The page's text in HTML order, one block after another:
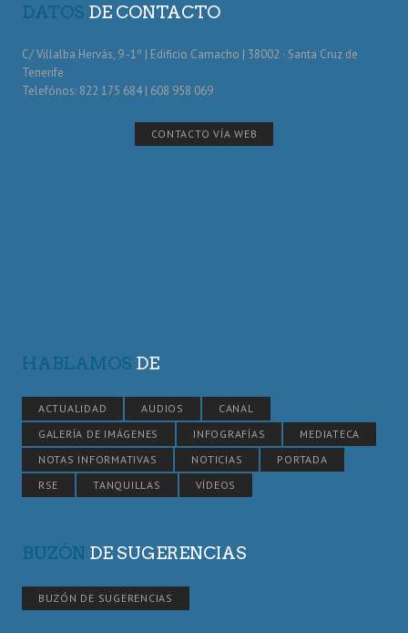
DATOS DE CONTACTO
C/ Villalba Hervás, 9 -1º | Edificio Camacho | 38002 · Santa Cruz de
Tenerife
Telefónos: 822 175 684 | 608 958 069
CONTACTO VÍA WEB
HABLAMOS DE
ACTUALIDAD AUDIOS
CANAL
GALERÍA DE IMÁGENES
INFOGRAFÍAS
MEDIATECA
NOTAS INFORMATIVAS
NOTICIAS
PORTADA
RSE
TANQUILLAS VÍDEOS
BUZÓN DE SUGERENCIAS
BUZÓN DE SUGERENCIAS